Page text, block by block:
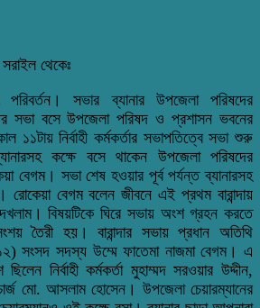
সরাইল থেকেঃ
পরিবর্তন। সভার ব্যানার উপজেলা পরিষদের
সভা বসে উপজেলা পরিষদ ও প্রশাসন ভবনের
১১টায় নির্বাহী কর্মকর্তার সভাপতিত্বে সভা শুরু
কক্ষে বসে থাকেন উপজেলা পরিষদের
বেগম। সভা শেষ হওয়ার পূর্ব পর্যন্ত ব্যানারসহ
রোকেয়া বেগম বলেন জীবনে এই প্রথম বারান্দায়
বিষয়টিকে ঘিরে সভায় অংশ গ্রহন করতে
তৈরী হয়। বারান্দার সভায় প্রধান অতিথি
সংসদ সদস্য উম্মে ফাতেমা নাজমা বেগম। এ
নির্বাহী কর্মকর্তা মুহাম্মদ সরওয়ার উদ্দীন,
মো. আসলাম হোসেন। উপজেলা চেয়ারম্যানের